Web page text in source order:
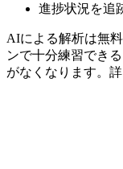
進捗状況を追
AIによる解析は無
ンで十分練習でき
がなくなります。